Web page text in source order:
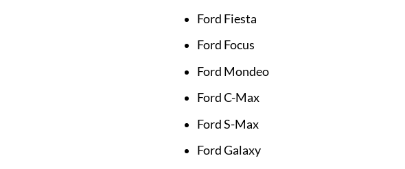
Ford Fiesta
Ford Focus
Ford Mondeo
Ford C-Max
Ford S-Max
Ford Galaxy